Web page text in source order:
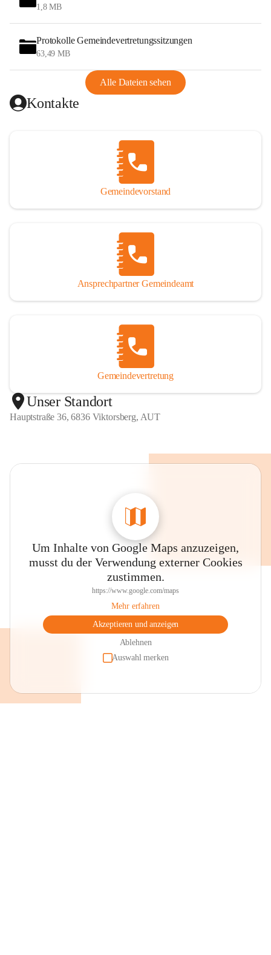
1,8 MB
Protokolle Gemeindevertretungssitzungen
63,49 MB
Alle Dateien sehen
Kontakte
Gemeindevorstand
Ansprechpartner Gemeindeamt
Gemeindevertretung
Unser Standort
Hauptstraße 36, 6836 Viktorsberg, AUT
Um Inhalte von Google Maps anzuzeigen,
musst du der Verwendung externer Cookies
zustimmen.
https://www.google.com/maps
Mehr erfahren
Akzeptieren und anzeigen
Ablehnen
Auswahl merken